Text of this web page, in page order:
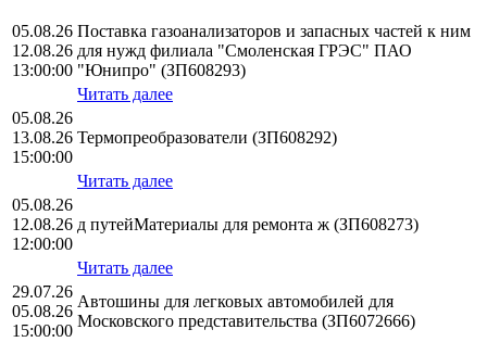
05.08.26
12.08.26
13:00:00
Поставка газоанализаторов и запасных частей к ним
для нужд филиала "Смоленская ГРЭС" ПАО
"Юнипро" (ЗП608293)
Читать далее
05.08.26
13.08.26
15:00:00
Термопреобразователи (ЗП608292)
Читать далее
05.08.26
12.08.26
12:00:00
д путейМатериалы для ремонта ж (ЗП608273)
Читать далее
29.07.26
05.08.26
15:00:00
Автошины для легковых автомобилей для
Московского представительства (ЗП6072666)